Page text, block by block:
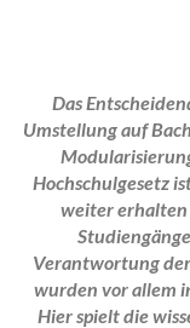
Das
Umstellung auf
Hochschulgesetz
weiter erhalten
Verantwortung
wurden vor allem
Hier spielt die